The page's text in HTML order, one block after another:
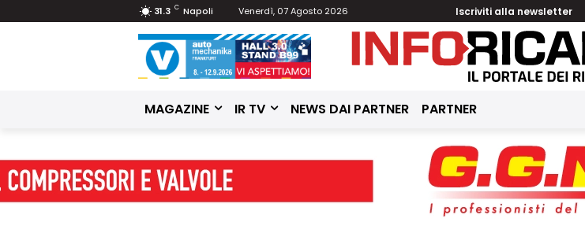
31.3 C Napoli Venerdì, 07 Agosto 2026 Iscriviti alla newsletter
MAGAZINE IR TV NEWS DAI PARTNER PARTNER